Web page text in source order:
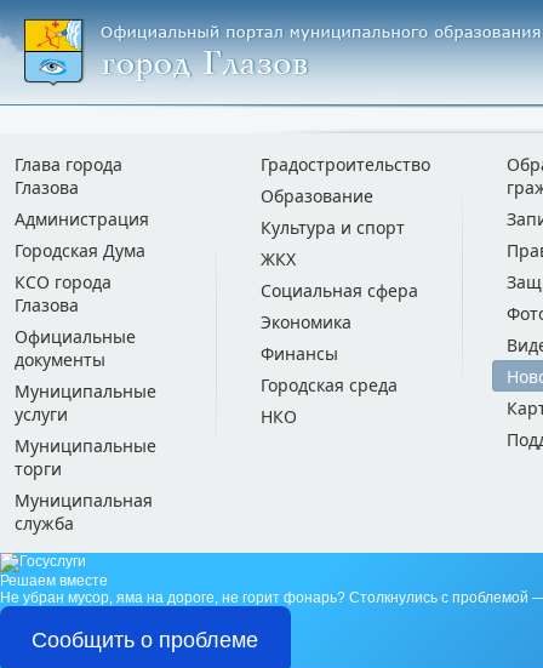
Глава города
Глазова
Администрация
Городская Дума
КСО города
Глазова
Официальные
документы
Муниципальные
услуги
Муниципальные
торги
Муниципальная
служба
Градостроительство
Образование
Культура и спорт
ЖКХ
Социальная сфера
Экономика
Финансы
Городская среда
НКО
Решаем вместе
Не убран мусор, яма на дороге, не горит фонарь? Столкнулись с проблемой
Сообщить о проблеме